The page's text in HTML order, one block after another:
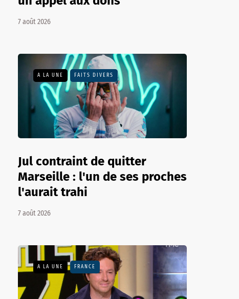
7 août 2026
A LA UNE FAITS DIVERS
Jul contraint de quitter
Marseille : l'un de ses proches
l'aurait trahi
7 août 2026
A LA UNE FRANCE